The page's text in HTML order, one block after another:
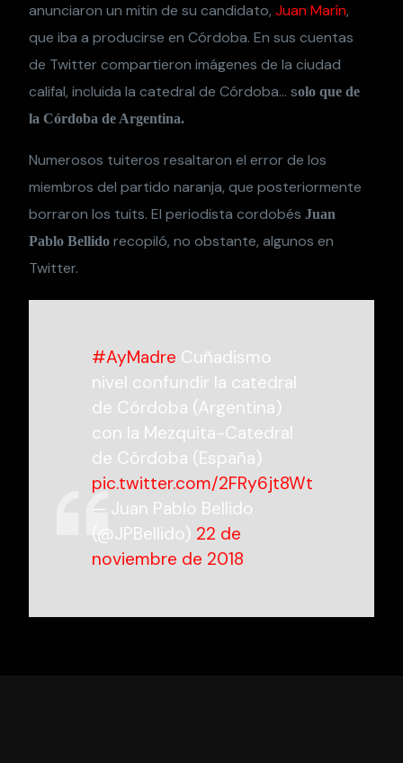
anunciaron un mitin de su candidato,Juan Marín,
que iba a producirse en Córdoba. En sus cuentas
de Twitter compartieron imágenes de la ciudad
califal, incluida la catedral de Córdoba… solo que de
la Córdoba de Argentina.
Numerosos tuiteros resaltaron el error de los
miembros del partido naranja, que posteriormente
borraron los tuits. El periodista cordobés Juan
Pablo Bellido recopiló, no obstante, algunos en
Twitter.
#AyMadre Cuñadismo
nivel confundir la catedral
de Córdoba (Argentina)
con la Mezquita-Catedral
de Córdoba (España)
pic.twitter.com/2FRy6jt8Wt
— Juan Pablo Bellido
(@JPBellido) 22 de
noviembre de 2018